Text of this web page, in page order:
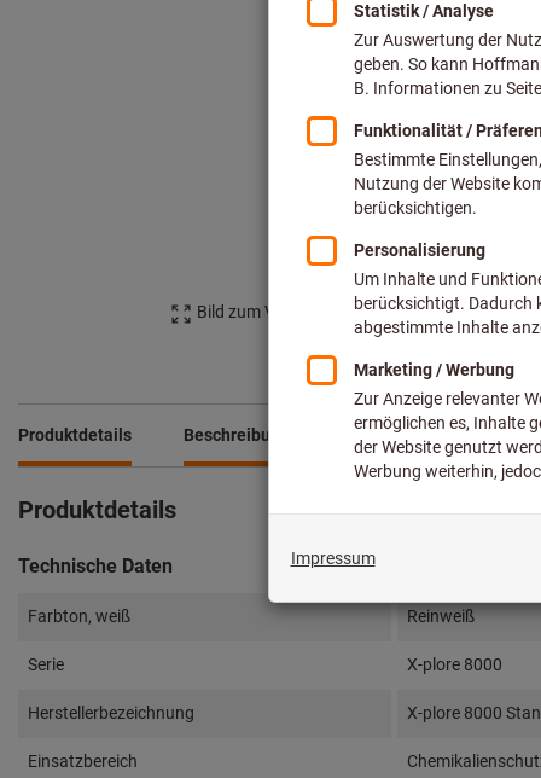
Bild zum Vergrößern anklicken
Produktdetails Beschreibung Downloads & Dokumente
Produktdetails
Technische Daten
Farbton, weiß Reinweiß
Serie X-plore 8000
Herstellerbezeichnung X-plore 8000
Einsatzbereich